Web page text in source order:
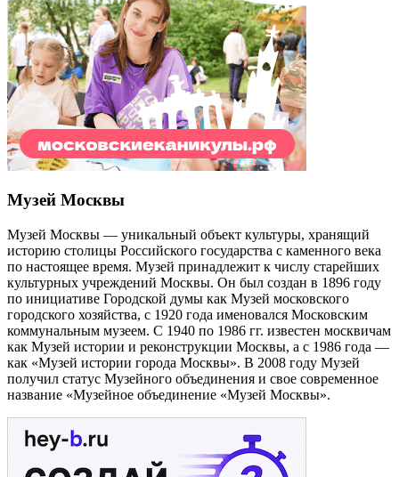
Музей Москвы
Музей Москвы — уникальный объект культуры, хранящий
историю столицы Российского государства с каменного века
по настоящее время. Музей принадлежит к числу старейших
культурных учреждений Москвы. Он был создан в 1896 году
по инициативе Городской думы как Музей московского
городского хозяйства, с 1920 года именовался Московским
коммунальным музеем. С 1940 по 1986 гг. известен москвичам
как Музей истории и реконструкции Москвы, а с 1986 года —
как «Музей истории города Москвы». В 2008 году Музей
получил статус Музейного объединения и свое современное
название «Музейное объединение «Музей Москвы».